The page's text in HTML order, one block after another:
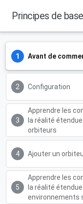
Principes de
Avant de
Configuration
Apprendre les
la réalité étendue:
orbiteurs
Ajouter un
Apprendre les
la réalité étendue
environnements